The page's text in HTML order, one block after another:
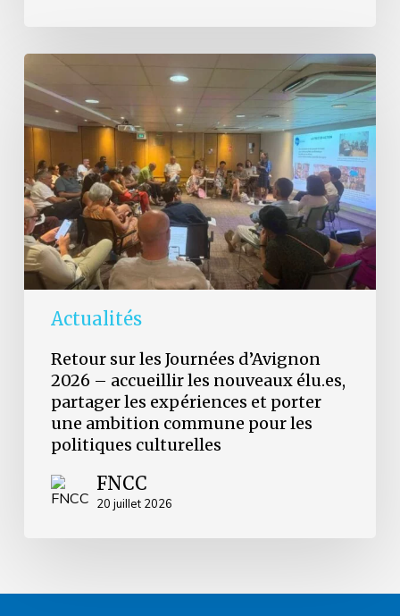
Actualités
Retour
sur
les
Journées
d’Avignon
2026
accueillir
les
nouveaux
élu.es,
partager
les
expériences
porter
ambition
commune
politiques
culturelles
Retour sur les Journées d’Avignon
2026 – accueillir les nouveaux élu.es,
partager les expériences et porter
une ambition commune pour les
politiques culturelles
FNCC
20 juillet 2026